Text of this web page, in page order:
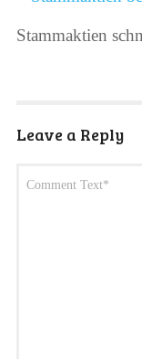
Stammaktien
Leave a Reply